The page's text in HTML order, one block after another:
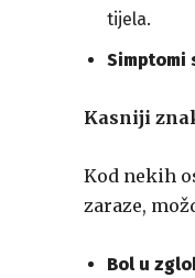
tijela.
Simptomi
Kasniji
Kod nekih
zaraze,
Bol u